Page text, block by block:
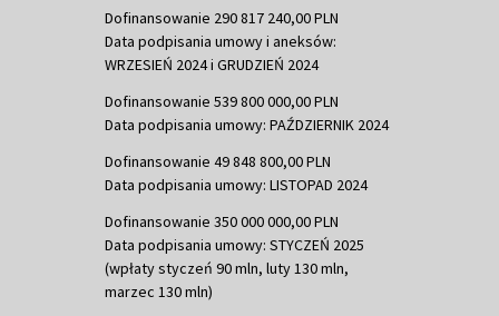
Dofinansowanie 290 817 240,00 PLN
Data podpisania umowy i aneksów:
WRZESIEŃ 2024 i GRUDZIEŃ 2024
Dofinansowanie 539 800 000,00 PLN
Data podpisania umowy: PAŹDZIERNIK 2024
Dofinansowanie 49 848 800,00 PLN
Data podpisania umowy: LISTOPAD 2024
Dofinansowanie 350 000 000,00 PLN
Data podpisania umowy: STYCZEŃ 2025
(wpłaty styczeń 90 mln, luty 130 mln,
marzec 130 mln)